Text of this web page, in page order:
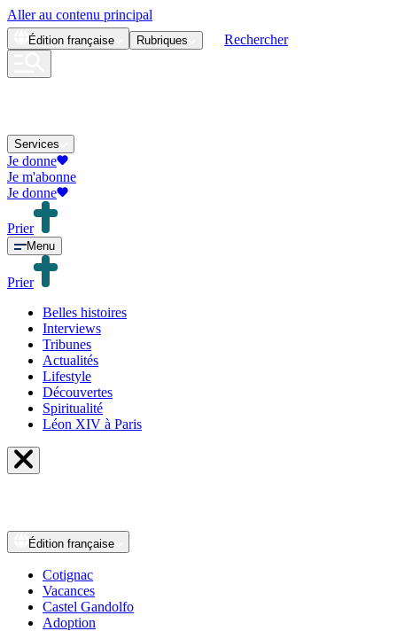
Aller au contenu principal
Édition française Rubriques Rechercher
Services
Je donne
Je m'abonne
Je donne
Prier
Menu
Prier
Belles histoires
Interviews
Tribunes
Actualités
Lifestyle
Découvertes
Spiritualité
Léon XIV à Paris
Édition française
Cotignac
Vacances
Castel Gandolfo
Adoption